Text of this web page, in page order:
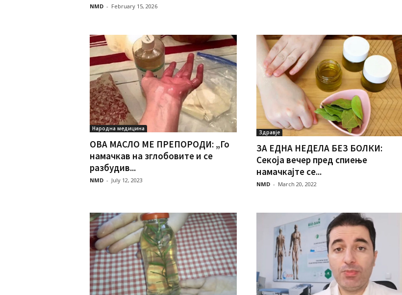
NMD - February 15, 2026
Народна медицина
ОВА МАСЛО МЕ ПРЕПОРОДИ: „Го
намачкав на зглобовите и се
разбудив...
NMD - July 12, 2023
Здравје
ЗА ЕДНА НЕДЕЛА БЕЗ БОЛКИ:
Секоја вечер пред спиење
намачкајте се...
NMD - March 20, 2022